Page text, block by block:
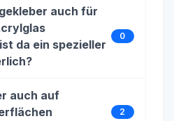
auch für
da ein spezieller
0
auch auf
2